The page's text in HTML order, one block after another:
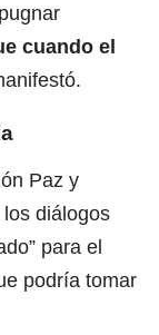
cuando el
Paz y
diálogos
para el
podría tomar